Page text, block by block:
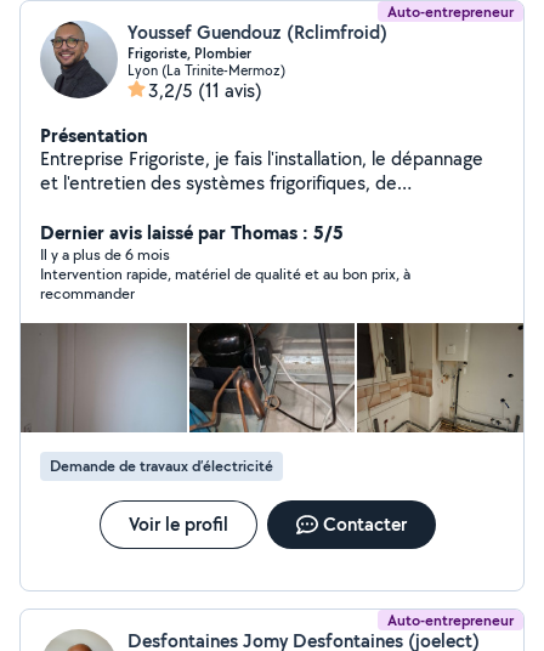
Auto-entrepreneur
Youssef Guendouz (Rclimfroid)
Frigoriste, Plombier
Lyon (La Trinite-Mermoz)
3,2/5 (11 avis)
Présentation
Entreprise Frigoriste, je fais l'installation, le dépannage
et l'entretien des systèmes frigorifiques, de
plomberie sanitaire également. Disponible sur Lyon et la
région Devis gratuit par téléphone Intervention rapide
6/7
Dernier avis laissé par Thomas : 5/5
Il y a plus de 6 mois
Intervention rapide, matériel de qualité et au bon prix, à
recommander
Demande de travaux d’électricité
Voir le profil Contacter
Auto-entrepreneur
Desfontaines Jomy Desfontaines (joelect)